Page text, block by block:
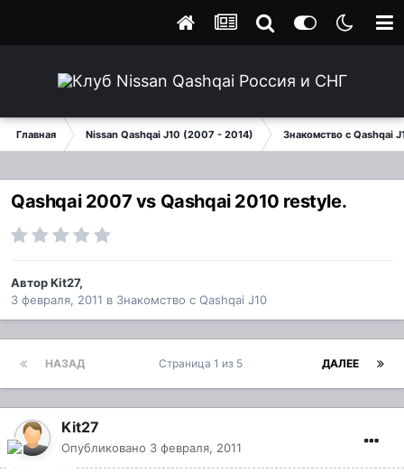
Главная Nissan Qashqai J10 (2007 - 2014) Знакомство с Qashqai
Qashqai 2007 vs Qashqai 2010 restyle.
АвторKit27,
3 февраля, 2011 в Знакомство с Qashqai J10
НАЗАД ДАЛЕЕ
Страница 1 из 5
Kit27
Опубликовано 3 февраля, 2011